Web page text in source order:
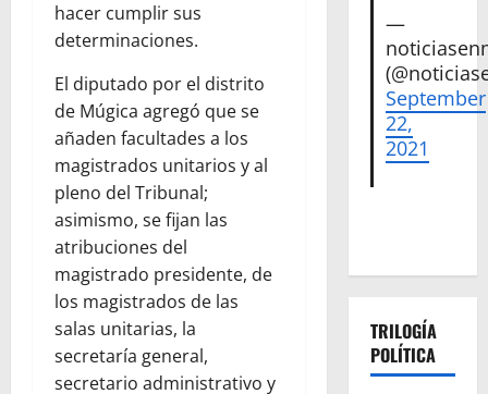
hacer cumplir sus
determinaciones.
El diputado por el distrito
de Múgica agregó que se
añaden facultades a los
magistrados unitarios y al
pleno del Tribunal;
asimismo, se fijan las
atribuciones del
magistrado presidente, de
los magistrados de las
salas unitarias, la
secretaría general,
secretario administrativo y
—
September
22,
2021
TRILOGÍA
POLÍTICA